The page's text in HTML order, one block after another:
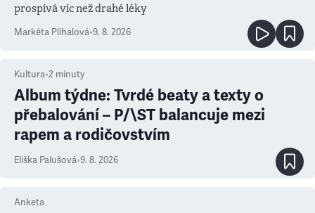
prospívá víc než drahé léky
Markéta Plíhalová•9. 8. 2026
Kultura•2 minuty
Album týdne: Tvrdé beaty a texty o
přebalování – P/\ST balancuje mezi
rapem a rodičovstvím
Eliška Palušová•9. 8. 2026
Anketa